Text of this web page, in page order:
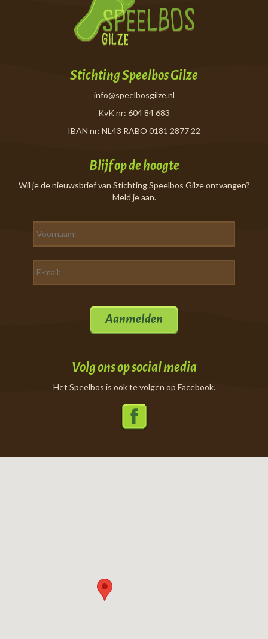
Stichting Speelbos Gilze
info@speelbosgilze.nl
KvK nr: 604 84 683
IBAN nr: NL43 RABO 0181 2877 22
Blijf op de hoogte
Wil je de nieuwsbrief van Stichting Speelbos Gilze ontvangen?
Meld je aan.
Aanmelden
Volg ons op social media
Het Speelbos is ook te volgen op Facebook.